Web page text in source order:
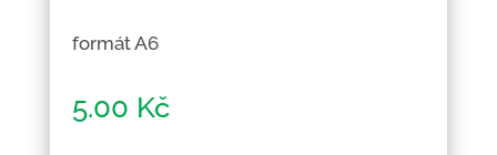
formát A6
5.00 Kč